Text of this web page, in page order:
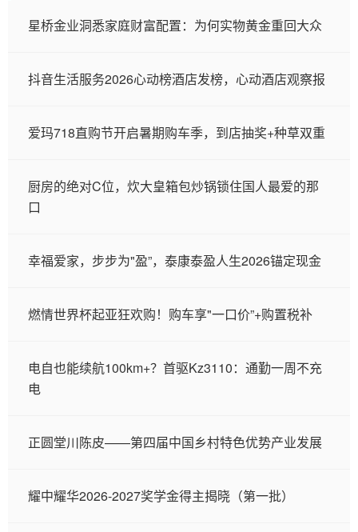
星桥金业洞悉家庭财富配置：为何实物黄金重回大众
抖音生活服务2026心动榜酒店发榜，心动酒店观察报
爱玛718直购节开启暑期购车季，到店抽奖+种草双重
厨房的绝对C位，炊大皇箱包炒锅锁住国人最爱的那
口
幸福爱家，步步为"盈”，泰康泰盈人生2026锚定现金
燃情世界杯起亚狂欢购！购车享"一口价”+购置税补
电自也能续航100km+？首驱Kz3110：通勤一周不充
电
正圆堂川陈皮——第四届中国乡村特色优势产业发展
耀中耀华2026-2027奖学金得主揭晓（第一批）